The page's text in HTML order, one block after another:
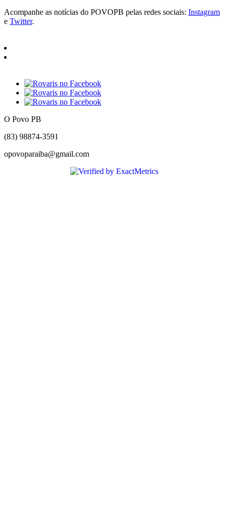
Acompanhe as notícias do POVOPB pelas redes sociais: Instagram
e Twitter.
O Povo PB
(83) 98874-3591
opovoparaiba@gmail.com